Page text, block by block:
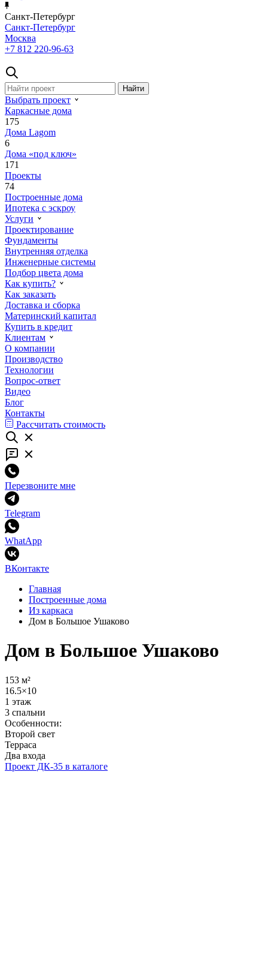
Санкт-Петербург
Санкт-Петербург
Москва
+7 812 220-96-63
Выбрать проект
Каркасные дома
175
Дома Lagom
6
Дома «под ключ»
171
Проекты
74
Построенные дома
Ипотека с эскроу
Услуги
Проектирование
Фундаменты
Внутренняя отделка
Инженерные системы
Подбор цвета дома
Как купить?
Как заказать
Доставка и сборка
Материнский капитал
Купить в кредит
Клиентам
О компании
Производство
Технологии
Вопрос-ответ
Видео
Блог
Контакты
Рассчитать стоимость
Перезвоните мне
Telegram
WhatApp
ВКонтакте
Главная
Построенные дома
Из каркаса
Дом в Большое Ушаково
Дом в Большое Ушаково
153 м²
16.5×10
1 этаж
3 спальни
Особенности:
Второй свет
Терраса
Два входа
Проект ДК-35 в каталоге